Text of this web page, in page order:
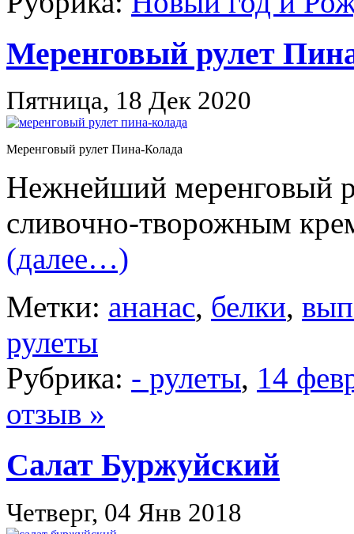
Меренговый рулет
Пятница, 18 Дек 2020
Меренговый рулет Пина-Колада
Нежнейший меренговый
сливочно-творожным
(далее…)
Метки: ананас, белки,
рулеты
Рубрика: - рулеты, 14
отзыв »
Салат Буржуйский
Четверг, 04 Янв 2018